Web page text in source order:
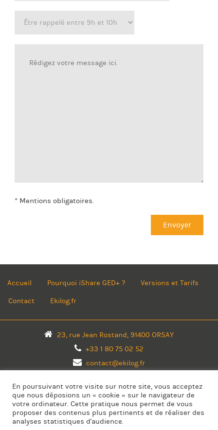
* Mentions obligatoires.
En poursuivant votre visite sur notre site, vous acceptez
que nous déposions un « cookie » sur le navigateur de
votre ordinateur. Cette pratique nous permet de vous
proposer des contenus plus pertinents et de réaliser des
analyses statistiques d'audience.
Accueil Pourquoi iShare GED+ ? Versions et Tarifs
Contact Ekilog.fr
23, rue Jean Rostand, 91400 ORSAY
+33 1 80 75 02 52
contact@ekilog.fr
Copyright © 2026 Ekilog